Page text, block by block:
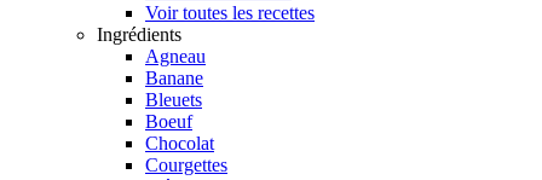
Voir toutes les recettes
Ingrédients
Agneau
Banane
Bleuets
Boeuf
Chocolat
Courgettes